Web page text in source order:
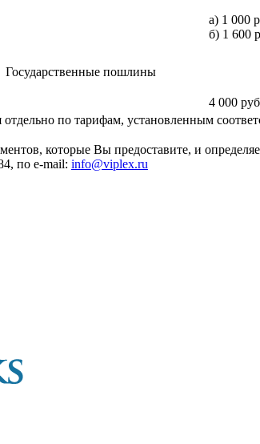
а) 1 000
б) 1 600
Государственные пошлины
4 000
по тарифам, установленным
которые Вы предоставите, и
по e-mail: info@viplex.ru